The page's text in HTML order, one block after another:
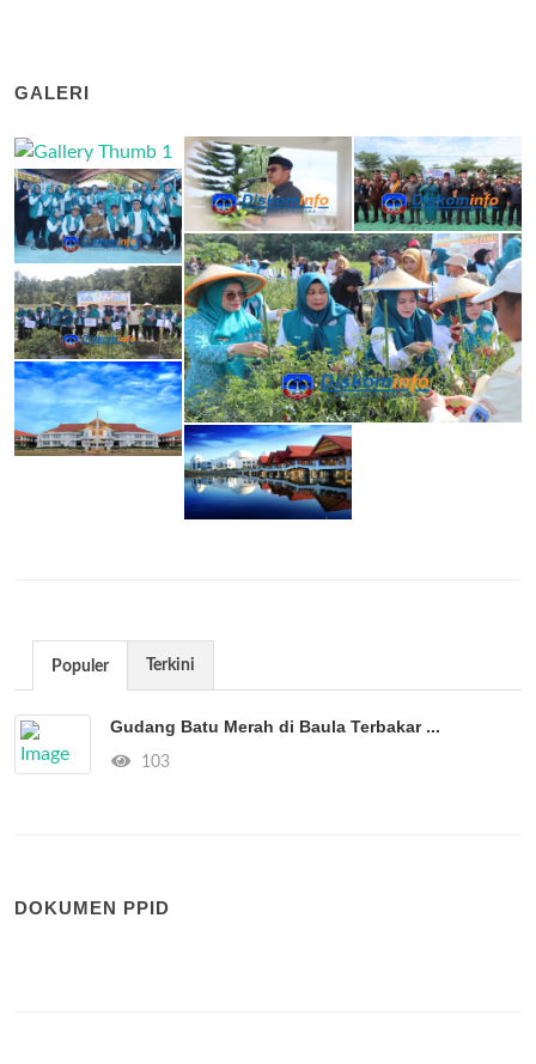
GALERI
Populer Terkini
Gudang Batu Merah di Baula Terbakar ...
103
DOKUMEN PPID